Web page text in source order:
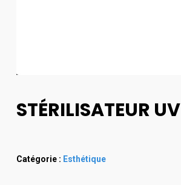
STÉRILISATEUR UV
Catégorie : Esthétique